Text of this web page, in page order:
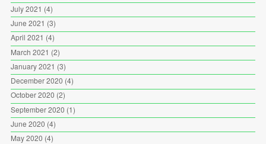
July 2021 (4)
June 2021 (3)
April 2021 (4)
March 2021 (2)
January 2021 (3)
December 2020 (4)
October 2020 (2)
September 2020 (1)
June 2020 (4)
May 2020 (4)